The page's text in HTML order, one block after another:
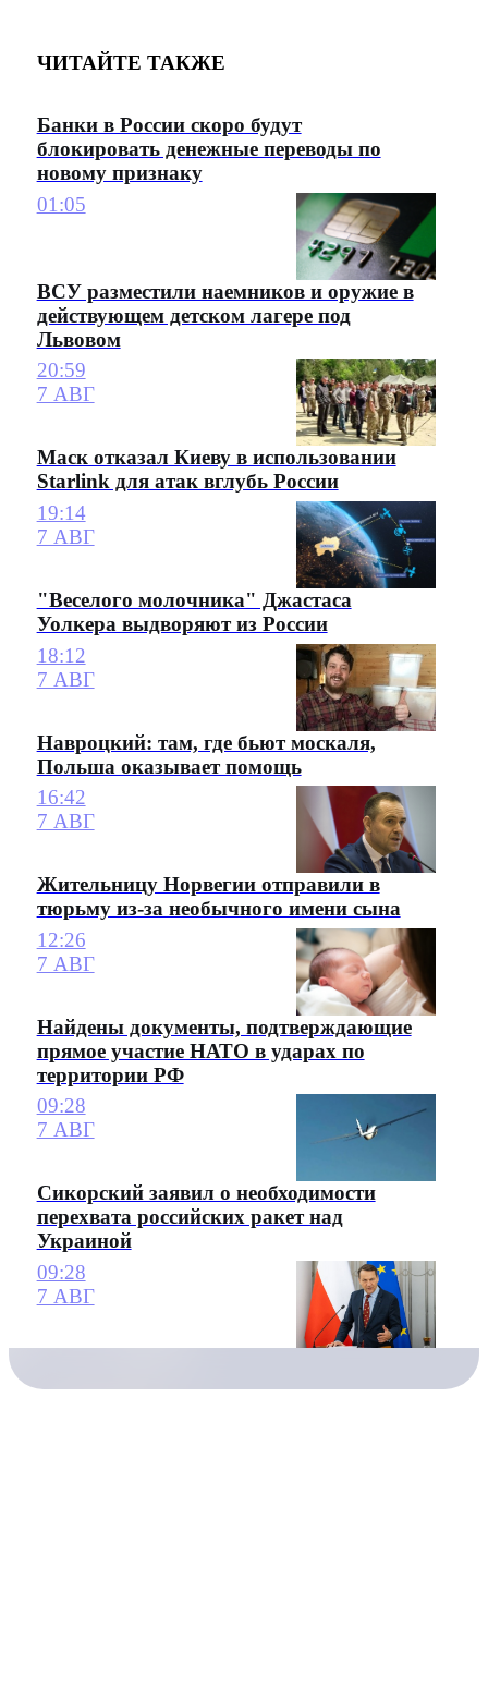
ЧИТАЙТЕ ТАКЖЕ
Банки в России скоро будут
блокировать денежные переводы по
новому признаку
01:05
ВСУ разместили наемников и оружие в
действующем детском лагере под
Львовом
20:59
7 АВГ
Маск отказал Киеву в использовании
Starlink для атак вглубь России
19:14
7 АВГ
"Веселого молочника" Джастаса
Уолкера выдворяют из России
18:12
7 АВГ
Навроцкий: там, где бьют москаля,
Польша оказывает помощь
16:42
7 АВГ
Жительницу Норвегии отправили в
тюрьму из-за необычного имени сына
12:26
7 АВГ
Найдены документы, подтверждающие
прямое участие НАТО в ударах по
территории РФ
09:28
7 АВГ
Сикорский заявил о необходимости
перехвата российских ракет над
Украиной
09:28
7 АВГ